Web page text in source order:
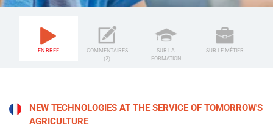
EN BREF
COMMENTAIRES
(2)
SUR LA
FORMATION
SUR LE MÉTIER
NEW TECHNOLOGIES AT THE SERVICE OF TOMORROW'S
AGRICULTURE